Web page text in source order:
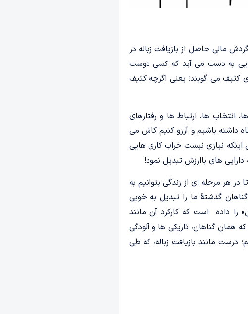
مالی حاصل از بازیافت زباله در
به دست می آید که کسی دوست
کثیف می گویند؛ یعنی اگرچه کثیف
ها، ارتباط ها و رفتارهای
داشته باشیم و آرزو کنیم کاش می
اینکه نیازی نیست خراب کاری هایی
دارایی های باارزش تبدیل نمود!
در هر مرحله ای از زندگی بتوانیم به
گذشتۀ ما را تبدیل به خوبی
را داده است که کارکرد آن مانند
همان گناهان، تاریکی ها و آلودگی
مانند بازیافت زباله، که طی